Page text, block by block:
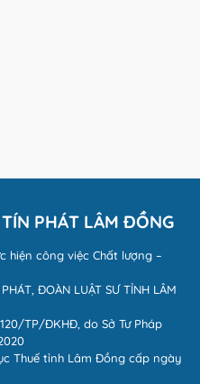
PHÁT LÂM ĐỒNG
hiện công việc Chất lượng –
ĐOÀN LUẬT SƯ TỈNH LÂM
TP/ĐKHĐ, do Sở Tư Pháp
Thuế tỉnh Lâm Đồng cấp ngày